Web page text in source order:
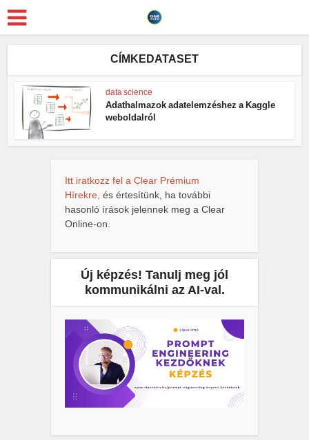
CÍMKEDATASET
data science
Adathalmazok adatelemzéshez a Kaggle
weboldalról
Itt iratkozz fel a Clear Prémium
Hírekre, és értesítünk, ha további
hasonló írások jelennek meg a Clear
Online-on.
Új képzés! Tanulj meg jól
kommunikálni az AI-val.